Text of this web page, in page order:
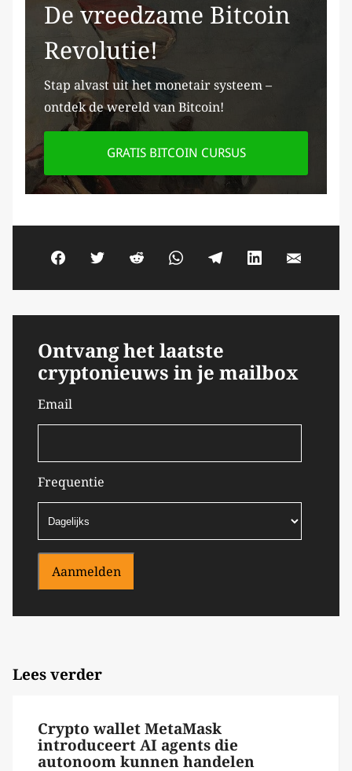
De vreedzame Bitcoin
Revolutie!
Stap alvast uit het monetair systeem –
ontdek de wereld van Bitcoin!
GRATIS BITCOIN CURSUS
Ontvang het laatste
cryptonieuws in je mailbox
Email
Frequentie
Aanmelden
Lees verder
Crypto wallet MetaMask
introduceert AI agents die
autonoom kunnen handelen